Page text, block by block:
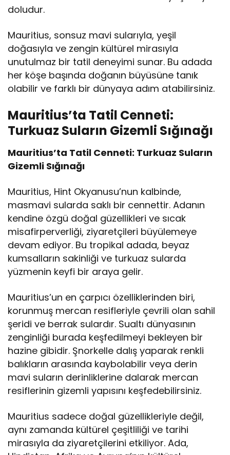
doludur.
Mauritius, sonsuz mavi sularıyla, yeşil
doğasıyla ve zengin kültürel mirasıyla
unutulmaz bir tatil deneyimi sunar. Bu adada
her köşe başında doğanın büyüsüne tanık
olabilir ve farklı bir dünyaya adım atabilirsiniz.
Mauritius’ta Tatil Cenneti:
Turkuaz Suların Gizemli Sığınağı
Mauritius’ta Tatil Cenneti: Turkuaz Suların
Gizemli Sığınağı
Mauritius, Hint Okyanusu’nun kalbinde,
masmavi sularda saklı bir cennettir. Adanın
kendine özgü doğal güzellikleri ve sıcak
misafirperverliği, ziyaretçileri büyülemeye
devam ediyor. Bu tropikal adada, beyaz
kumsalların sakinliği ve turkuaz sularda
yüzmenin keyfi bir araya gelir.
Mauritius’un en çarpıcı özelliklerinden biri,
korunmuş mercan resifleriyle çevrili olan sahil
şeridi ve berrak sulardır. Sualtı dünyasının
zenginliği burada keşfedilmeyi bekleyen bir
hazine gibidir. Şnorkelle dalış yaparak renkli
balıkların arasında kaybolabilir veya derin
mavi suların derinliklerine dalarak mercan
resiflerinin gizemli yapısını keşfedebilirsiniz.
Mauritius sadece doğal güzellikleriyle değil,
aynı zamanda kültürel çeşitliliği ve tarihi
mirasıyla da ziyaretçilerini etkiliyor. Ada,